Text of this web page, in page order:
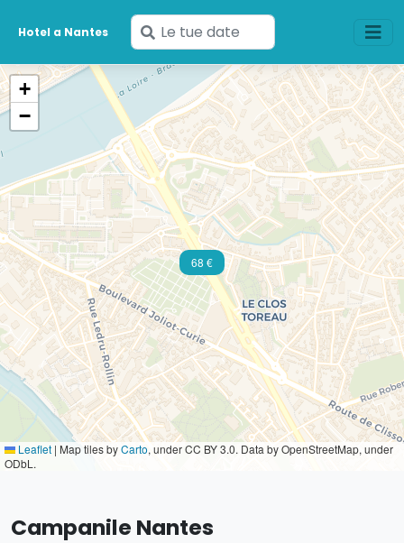
Hotel a Nantes
Inserisci
le
tue
date
68 €
+
−
Leaflet | Map tiles byCarto, under CC BY 3.0. Data by OpenStreetMap, under
ODbL.
Campanile Nantes